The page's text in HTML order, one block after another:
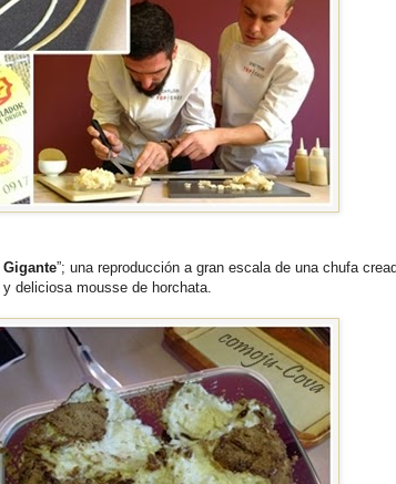
Gigante”; una reproducción a gran escala de una chufa
deliciosa mousse de horchata.